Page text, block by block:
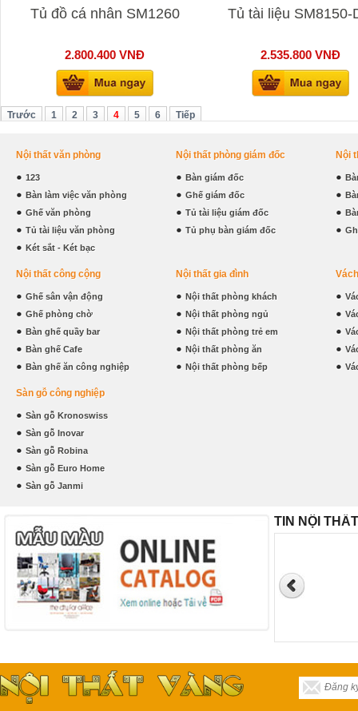
Tủ đồ cá nhân SM1260
2.800.400 VNĐ
Tủ tài liệu SM8150-
2.535.800 VNĐ
Trước 1 2 3 4 5 6 Tiếp
Nội thất văn phòng
123
Bàn làm việc văn phòng
Ghế văn phòng
Tủ tài liệu văn phòng
Két sắt - Két bạc
Nội thất phòng giám đốc
Bàn giám đốc
Ghế giám đốc
Tủ tài liệu giám đốc
Tủ phụ bàn giám đốc
Nội
Nội thất công cộng
Ghế sân vận động
Ghế phòng chờ
Bàn ghế quầy bar
Bàn ghế Cafe
Bàn ghế ăn công nghiệp
Nội thất gia đình
Nội thất phòng khách
Nội thất phòng ngủ
Nội thất phòng trẻ em
Nội thất phòng ăn
Nội thất phòng bếp
Sàn gỗ công nghiệp
Sàn gỗ Kronoswiss
Sàn gỗ Inovar
Sàn gỗ Robina
Sàn gỗ Euro Home
Sàn gỗ Janmi
TIN NỘI